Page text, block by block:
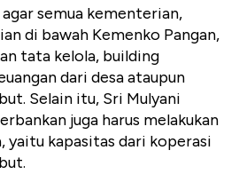
semua kementerian,
di bawah Kemenko Pangan,
tata kelola, building
dari desa ataupun
Selain itu, Sri Mulyani
juga harus melakukan
yaitu kapasitas dari koperasi